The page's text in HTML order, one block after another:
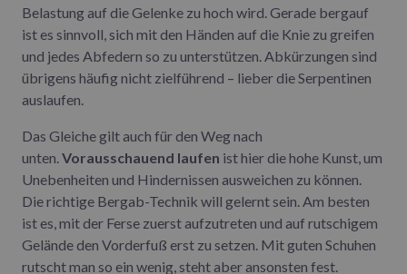
Belastung auf die Gelenke zu hoch wird. Gerade bergauf
ist es sinnvoll, sich mit den Händen auf die Knie zu greifen
und jedes Abfedern so zu unterstützen. Abkürzungen sind
übrigens häufig nicht zielführend – lieber die Serpentinen
auslaufen.
Das Gleiche gilt auch für den Weg nach
unten.Vorausschauend laufen ist hier die hohe Kunst, um
Unebenheiten und Hindernissen ausweichen zu können.
Die richtige Bergab-Technik will gelernt sein. Am besten
ist es, mit der Ferse zuerst aufzutreten und auf rutschigem
Gelände den Vorderfuß erst zu setzen. Mit guten Schuhen
rutscht man so ein wenig, steht aber ansonsten fest.